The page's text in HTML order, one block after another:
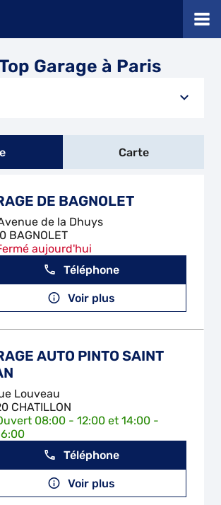
Garage à Paris
Carte
DE BAGNOLET
de la Dhuys
BAGNOLET
aujourd'hui
Téléphone
Voir plus
AUTO PINTO SAINT
Louveau
CHATILLON
08:00 - 12:00 et 14:00 -
Téléphone
Voir plus